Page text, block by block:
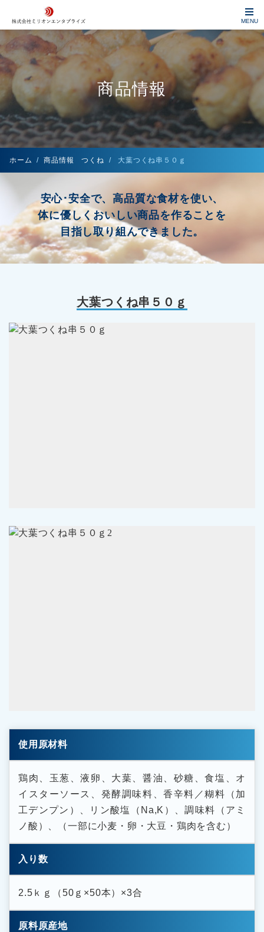
MENU
商品情報
ホーム 商品情報 つくね 大葉つくね串５０ｇ
安心･安全で、高品質な食材を使い、
体に優しくおいしい商品を作ることを
目指し取り組んできました。
大葉つくね串５０ｇ
使用原材料
鶏肉、玉葱、液卵、大葉、醤油、砂糖、食塩、オ
イスターソース、発酵調味料、香辛料／糊料（加
工デンプン）、リン酸塩（Na,K）、調味料（アミ
ノ酸）、（一部に小麦・卵・大豆・鶏肉を含む）
入り数
2.5ｋｇ（50ｇ×50本）×3合
原料原産地